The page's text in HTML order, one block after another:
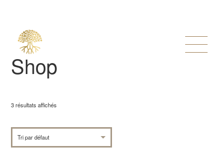
Shop
3 résultats affichés